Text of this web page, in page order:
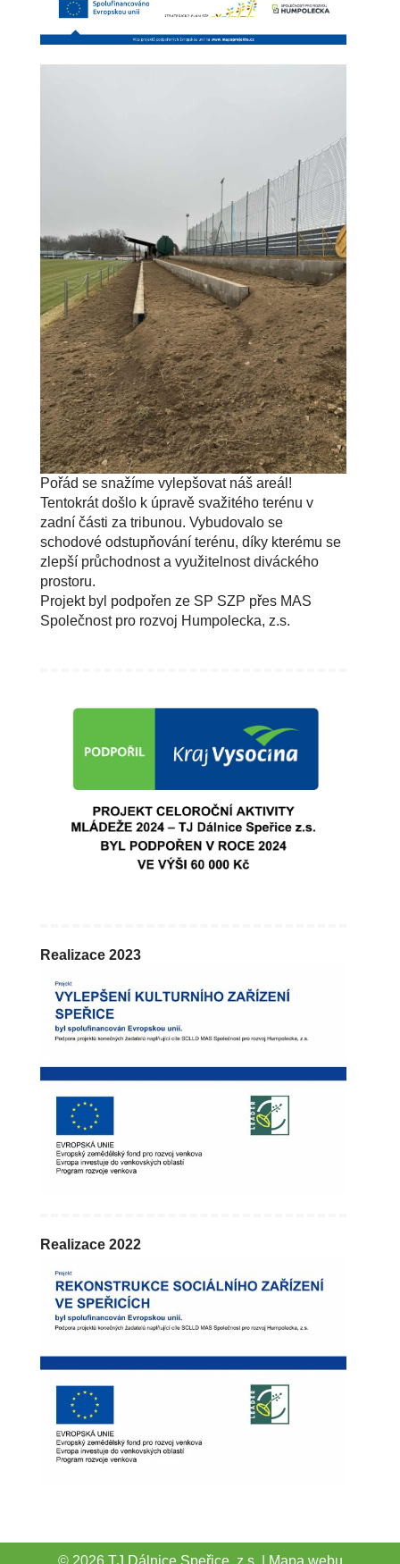
Pořád se snažíme vylepšovat náš areál!
Tentokrát došlo k úpravě svažitého terénu v
zadní části za tribunou. Vybudovalo se
schodové odstupňování terénu, díky kterému se
zlepší průchodnost a využitelnost diváckého
prostoru.
Projekt byl podpořen ze SP SZP přes MAS
Společnost pro rozvoj Humpolecka, z.s.
Realizace 2023
Realizace 2022
© 2026 TJ Dálnice Speřice, z.s. Mapa webu